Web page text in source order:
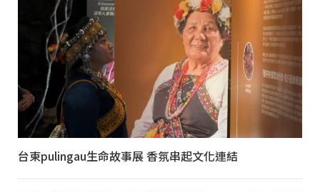
台東pulingau生命故事展 香氛串起文化連結